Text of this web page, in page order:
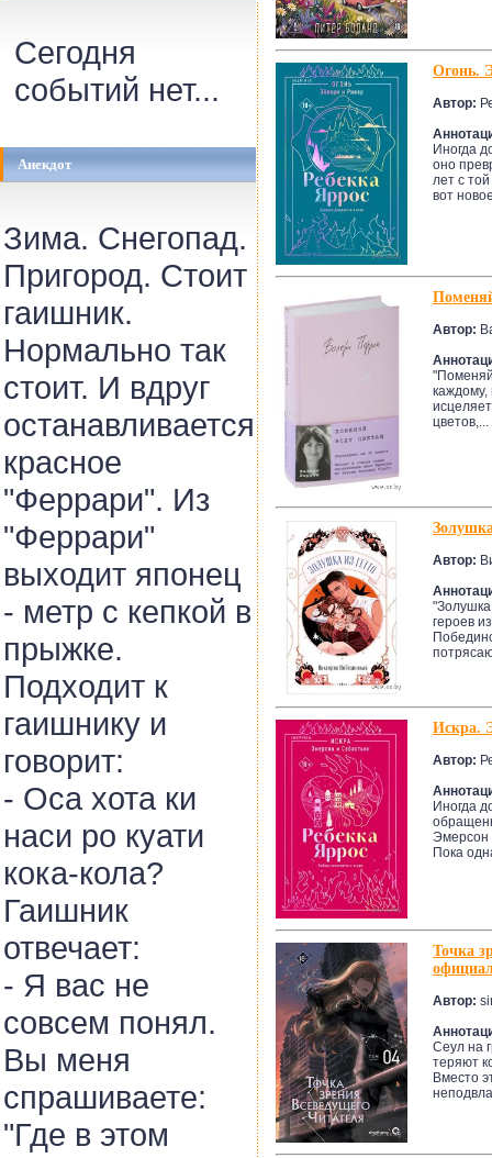
Сегодня
событий нет...
Анекдот
Зима. Снегопад.
Пригород. Стоит
гаишник.
Нормально так
стоит. И вдруг
останавливается
красное
"Феррари". Из
"Феррари"
выходит японец
- метр с кепкой в
прыжке.
Подходит к
гаишнику и
говорит:
- Оса хота ки
наси ро куати
кока-кола?
Гаишник
отвечает:
- Я вас не
совсем понял.
Вы меня
спрашиваете:
"Где в этом
Огонь.
Автор:
Иногда
оно
лет с
вот
Автор:
цветов,...
Автор:
героев
Искра.
Автор:
Иногда
Эмерсон
Пока
Точка
Автор:
Сеул на
теряют
Вместо